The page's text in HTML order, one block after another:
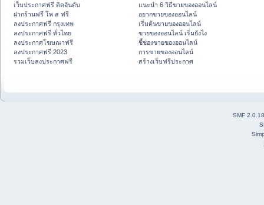
เว็บประกาศฟรี ติดอันดับ
ฝากร้านฟรี โพ ส ฟรี
ลงประกาศฟรี กรุงเทพ
ลงประกาศฟรี ทั่วไทย
ลงประกาศโฆษณาฟรี
ลงประกาศฟรี 2023
รวมเว็บลงประกาศฟรี
แนะนำ 6 วิธีขายของออนไลน์
อยากขายของออนไลน์
เริ่มต้นขายของออนไลน์
ขายของออนไลน์ เริ่มยังไง
ชี้ช่องขายของออนไลน์
การขายของออนไลน์
สร้างเว็บฟรีประกาศ
SMF 2.0.18